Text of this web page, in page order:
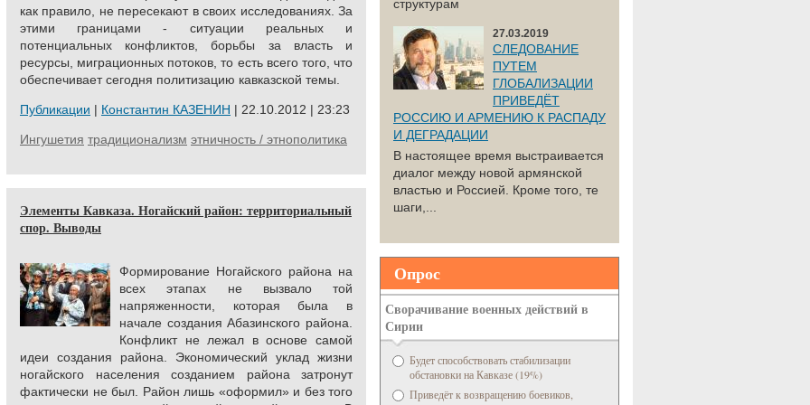
как правило, не пересекают в своих исследованиях. За
этими границами - ситуации реальных и
потенциальных конфликтов, борьбы за власть и
ресурсы, миграционных потоков, то есть всего того, что
обеспечивает сегодня политизацию кавказской темы.
Публикации | Константин КАЗЕНИН | 22.10.2012 | 23:23
Ингушетия традиционализм этничность / этнополитика
Элементы Кавказа. Ногайский район: территориальный
спор. Выводы
Формирование Ногайского района на
всех этапах не вызвало той
напряженности, которая была в
начале создания Абазинского района.
Конфликт не лежал в основе самой
идеи создания района. Экономический уклад жизни
ногайского населения созданием района затронут
фактически не был. Район лишь «оформил» и без того
структурам
27.03.2019
СЛЕДОВАНИЕ
ПУТЕМ
ГЛОБАЛИЗАЦИИ
ПРИВЕДЁТ
РОССИЮ И АРМЕНИЮ К РАСПАДУ
И ДЕГРАДАЦИИ
В настоящее время выстраивается
диалог между новой армянской
властью и Россией. Кроме того, те
шаги,...
Опрос
Сворачивание военных действий в
Сирии
Будет способствовать стабилизации
обстановки на Кавказе (19%)
Приведёт к возвращению боевиков,